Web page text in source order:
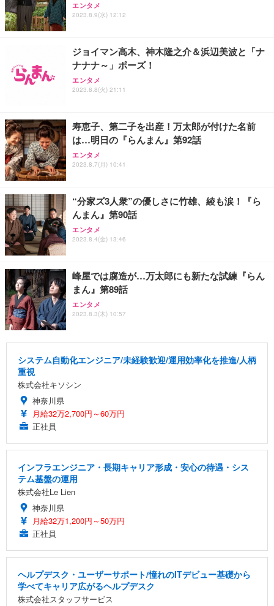
エンタメ
2023.8.9(水) 12:12
ジョイマン高木、神木隆之介＆浜辺美波と「ナ
ナナナ～」ポーズ！
エンタメ
2023.8.8(火) 21:11
寿恵子、第二子を出産！万太郎が付けた名前
は…明日の『らんまん』第92話
エンタメ
2023.8.7(月) 10:41
“分家ズ3人衆”の優しさに竹雄、綾も涙！『ら
んまん』第90話
エンタメ
2023.8.4(金) 13:46
峰屋では腐造が…万太郎にも新たな試練『らん
まん』第89話
エンタメ
2023.8.3(木) 10:57
システム自動化エンジニア/未経験歓迎/運用効率化を推進/人柄
重視
株式会社キソシン
神奈川県
月給32万2,700円～60万円
正社員
インフラエンジニア・長期キャリア形成・安心の待遇・シス
テム基盤の運用
株式会社Le Lien
神奈川県
月給32万1,200円～50万円
正社員
ヘルプデスク・ユーザーサポート/憧れのITデビュー基礎から
学べてキャリア広がるヘルプデスク
株式会社スタッフサービス